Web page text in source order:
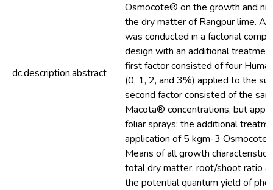
dc.description.abstract
Osmocote® on the growth and
the dry matter of Rangpur lime. A
was conducted in a factorial
design with an additional
first factor consisted of four
(0, 1, 2, and 3%) applied to the
second factor consisted of the
Macota® concentrations, but
foliar sprays; the additional
application of 5 kgm-3
Means of all growth
total dry matter, root/shoot ratio
the potential quantum yield of